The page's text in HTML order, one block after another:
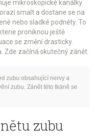
mikroskopické kanálky
smalt a dostane se na
nebo sladké podněty. To
proniknou ještě
se změní drasticky.
Zde začíná skutečný zánět.
zubu obsahující nervy a
zubu. Zánět této tkáně se
zubu